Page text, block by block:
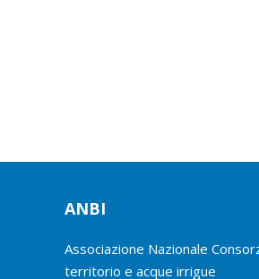
ANBI
Associazione Nazionale
territorio e acque irrigue